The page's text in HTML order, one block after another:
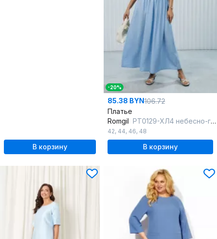
В корзину
-20%
85.38 BYN106.72
Платье
Romgil РТ0129-ХЛ4 небесно-голубой
42, 44, 46, 48
В корзину